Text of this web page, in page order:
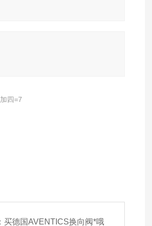
四=7
买德国AVENTICS换向阀*哦